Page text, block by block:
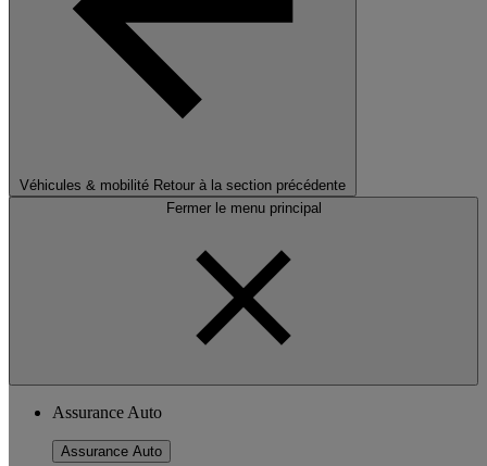
Véhicules & mobilité Retour à la section précédente
Fermer le menu principal
Assurance Auto
Assurance Auto